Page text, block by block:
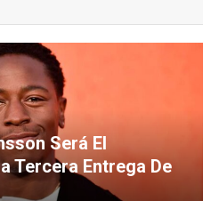
Será El
Tercera Entrega De